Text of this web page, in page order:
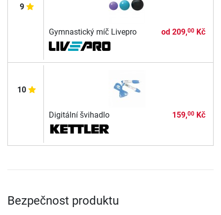
9
Gymnastický míč Livepro od 209,00Kč
10
Digitální švihadlo 159,00Kč
Bezpečnost produktu